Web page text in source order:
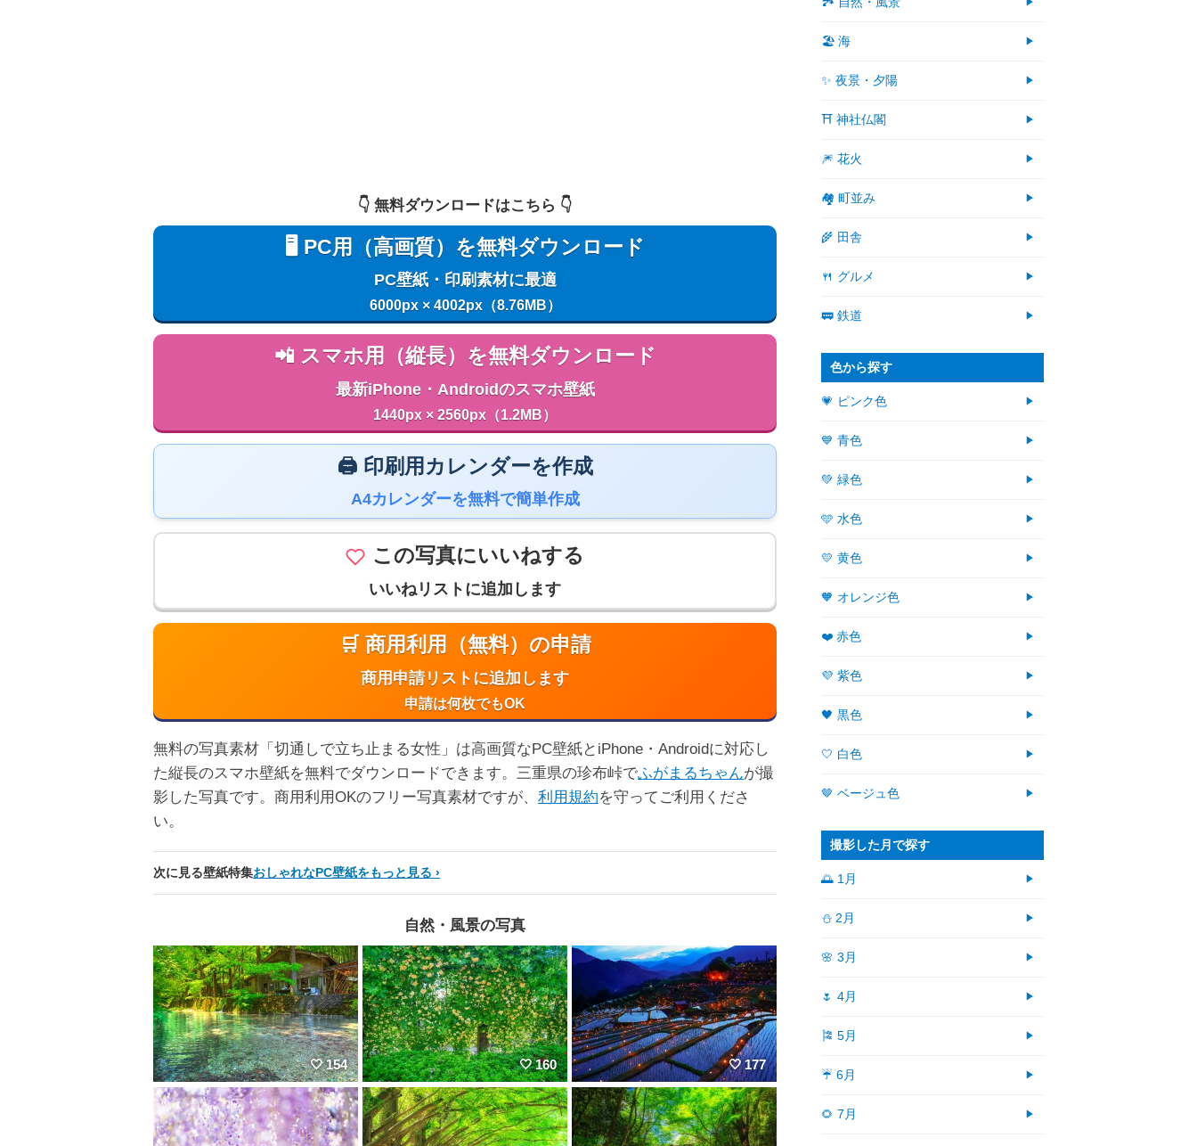
👇️ 無料ダウンロードはこちら 👇️
🖥️ PC用（高画質）を無料ダウンロード
PC壁紙・印刷素材に最適
6000px × 4002px（8.76MB）
📲 スマホ用（縦長）を無料ダウンロード
最新iPhone・Androidのスマホ壁紙
1440px × 2560px（1.2MB）
🖨️ 印刷用カレンダーを作成
A4カレンダーを無料で簡単作成
この写真にいいねする
いいねリストに追加します
🛒 商用利用（無料）の申請
商用申請リストに追加します
申請は何枚でもOK
無料の写真素材「切通しで立ち止まる女性」は高画質なPC壁紙とiPhone・Androidに対応し
た縦長のスマホ壁紙を無料でダウンロードできます。三重県の珍布峠でふがまるちゃんが撮
影した写真です。商用利用OKのフリー写真素材ですが、 利用規約を守ってご利用くださ
い。
次に見る壁紙特集おしゃれなPC壁紙をもっと見る
自然・風景の写真
154 160 177
🏖 海
✨ 夜景・夕陽
⛩ 神社仏閣
🎆 花火
🏘 町並み
🌾 田舎
🍴 グルメ
🚃 鉄道
色から探す
💗 ピンク色
💙 青色
💚 緑色
🩵 水色
💛 黄色
🧡 オレンジ色
❤️ 赤色
💜 紫色
🖤 黒色
🤍 白色
🤎 ベージュ色
撮影した月で探す
🌅 1月
⛄ 2月
🌸 3月
🌷 4月
🎏 5月
☔ 6月
🌻 7月